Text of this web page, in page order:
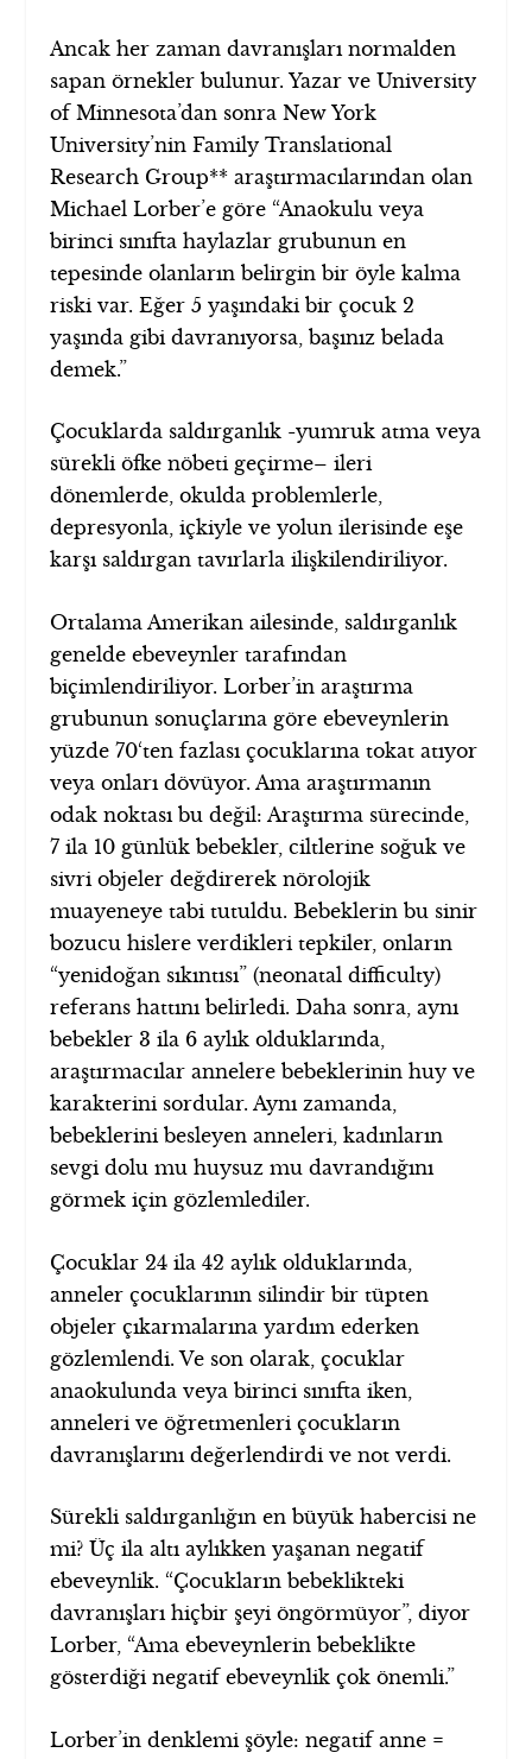
Ancak her zaman davranışları normalden
sapan örnekler bulunur. Yazar ve University
of Minnesota’dan sonra New York
University’nin Family Translational
Research Group** araştırmacılarından olan
Michael Lorber’e göre “Anaokulu veya
birinci sınıfta haylazlar grubunun en
tepesinde olanların belirgin bir öyle kalma
riski var. Eğer 5 yaşındaki bir çocuk 2
yaşında gibi davranıyorsa, başınız belada
demek.”
Çocuklarda saldırganlık -yumruk atma veya
sürekli öfke nöbeti geçirme– ileri
dönemlerde, okulda problemlerle,
depresyonla, içkiyle ve yolun ilerisinde eşe
karşı saldırgan tavırlarla ilişkilendiriliyor.
Ortalama Amerikan ailesinde, saldırganlık
genelde ebeveynler tarafından
biçimlendiriliyor. Lorber’in araştırma
grubunun sonuçlarına göre ebeveynlerin
yüzde 70‘ten fazlası çocuklarına tokat atıyor
veya onları dövüyor. Ama araştırmanın
odak noktası bu değil: Araştırma sürecinde,
7 ila 10 günlük bebekler, ciltlerine soğuk ve
sivri objeler değdirerek nörolojik
muayeneye tabi tutuldu. Bebeklerin bu sinir
bozucu hislere verdikleri tepkiler, onların
“yenidoğan sıkıntısı” (neonatal difficulty)
referans hattını belirledi. Daha sonra, aynı
bebekler 3 ila 6 aylık olduklarında,
araştırmacılar annelere bebeklerinin huy ve
karakterini sordular. Aynı zamanda,
bebeklerini besleyen anneleri, kadınların
sevgi dolu mu huysuz mu davrandığını
görmek için gözlemlediler.
Çocuklar 24 ila 42 aylık olduklarında,
anneler çocuklarının silindir bir tüpten
objeler çıkarmalarına yardım ederken
gözlemlendi. Ve son olarak, çocuklar
anaokulunda veya birinci sınıfta iken,
anneleri ve öğretmenleri çocukların
davranışlarını değerlendirdi ve not verdi.
Sürekli saldırganlığın en büyük habercisi ne
mi? Üç ila altı aylıkken yaşanan negatif
ebeveynlik. “Çocukların bebeklikteki
davranışları hiçbir şeyi öngörmüyor”, diyor
Lorber, “Ama ebeveynlerin bebeklikte
gösterdiği negatif ebeveynlik çok önemli.”
Lorber’in denklemi şöyle: negatif anne =